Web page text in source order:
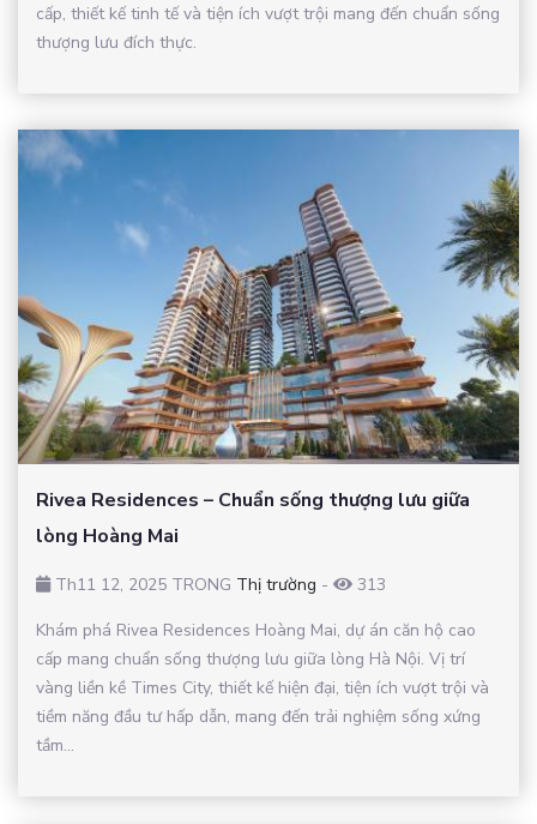
cấp, thiết kế tinh tế và tiện ích vượt trội mang đến chuẩn sống
thượng lưu đích thực.
Rivea Residences – Chuẩn sống thượng lưu giữa
lòng Hoàng Mai
Th11 12, 2025 TRONG Thị trường -
313
Khám phá Rivea Residences Hoàng Mai, dự án căn hộ cao
cấp mang chuẩn sống thượng lưu giữa lòng Hà Nội. Vị trí
vàng liền kề Times City, thiết kế hiện đại, tiện ích vượt trội và
tiềm năng đầu tư hấp dẫn, mang đến trải nghiệm sống xứng
tầm...